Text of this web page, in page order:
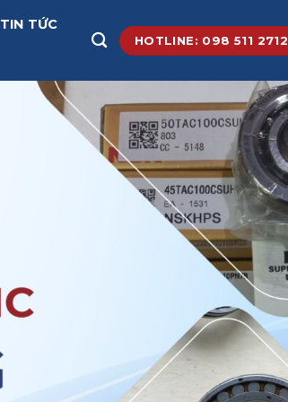
TIN TỨC
HOTLINE: 098 511 2712